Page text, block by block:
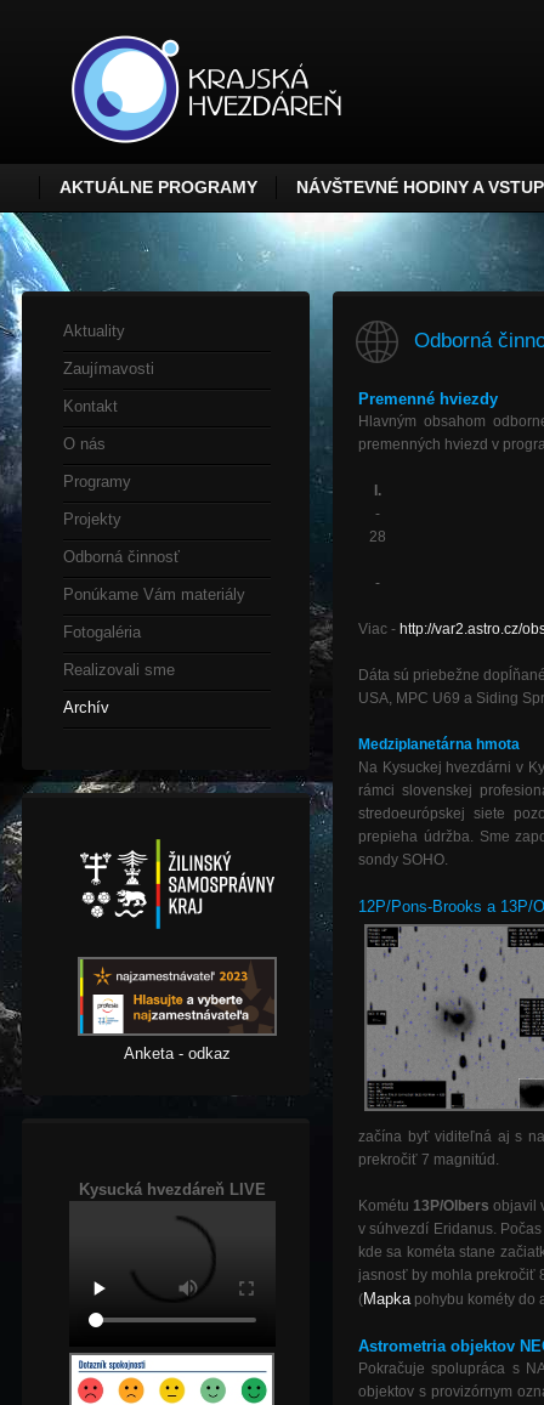
AKTUÁLNE PROGRAMY NÁVŠTEVNÉ HODINY A
Aktuality
Zaujímavosti
Kontakt
O nás
Programy
Projekty
Odborná činnosť
Ponúkame Vám materiály
Fotogaléria
Realizovali sme
Archív
Anketa - odkaz
Kysucká hvezdáreň LIVE
Odborná
Premenné hviezdy
Hlavným obsahom
premenných hviezd v
I.
-
28
-
Viac - http://var2.astro.cz/
Dáta sú priebežne
USA, MPC U69 a Siding
Medziplanetárna hmota
Na Kysuckej hvezdárni v
rámci slovenskej
stredoeurópskej siete
prepieha údržba. Sme
sondy SOHO.
12P/Pons-Brooks a 13P/
začína byť viditeľná aj s
prekročiť 7 magnitúd.
Kométu 13P/Olbers objavil
v súhvezdí Eridanus.
kde sa kométa stane
jasnosť by mohla prekročiť
(Mapkapohybu kométy do
Astrometria objektov
Pokračuje spolupráca s
objektov s provizórnym